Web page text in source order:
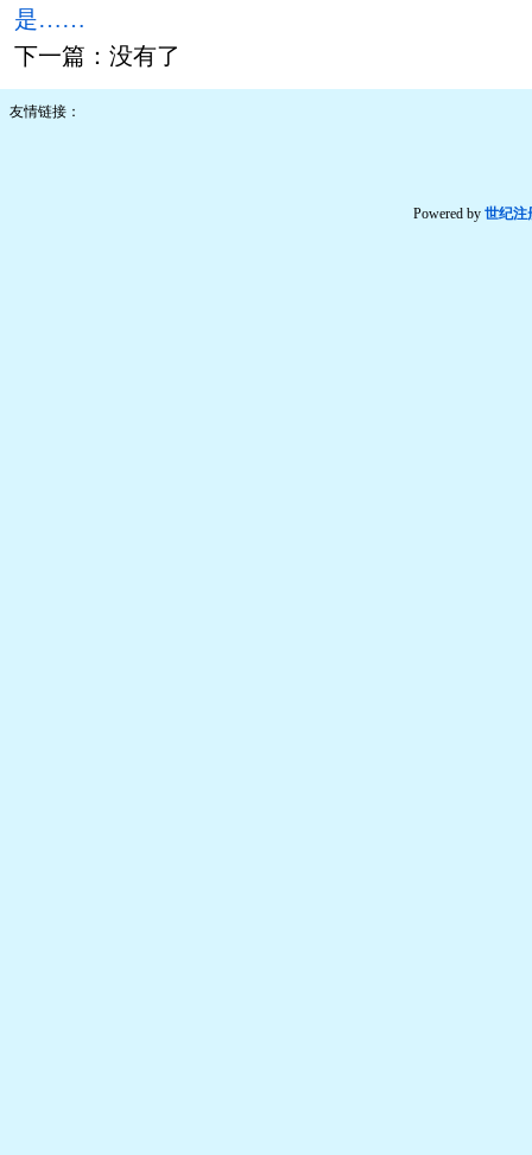
是……
下一篇：没有了
友情链接：
Powered by 世纪注